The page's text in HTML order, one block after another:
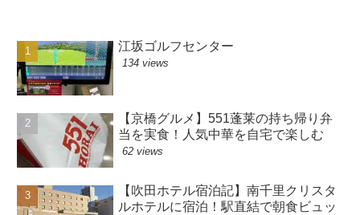
江坂ゴルフセンター
134 views
【京橋グルメ】551蓬莱の持ち帰り弁
当を実食！人気中華を自宅で楽しむ
62 views
【吹田ホテル宿泊記】南千里クリスタ
ルホテルに宿泊！駅直結で朝食ビュッ